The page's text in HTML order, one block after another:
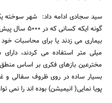
سید سجادی ادامه داد: شهر سوخته
گونه ایکه
بیماری می زدند یا برای
میلی متر استفاده می کردند،
مخترعین بازهای فکری بر اساس
بسیار ساده در روی ظروف سفالی
پویا نمایی( انیمیشن) بوده اند را